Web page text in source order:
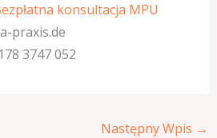
konsultacja MPU
praxis.de
3747 052
Następny Wpis →